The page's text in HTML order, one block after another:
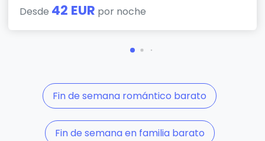
Desde 42 EUR por noche
Fin de semana romántico barato
Fin de semana en familia barato